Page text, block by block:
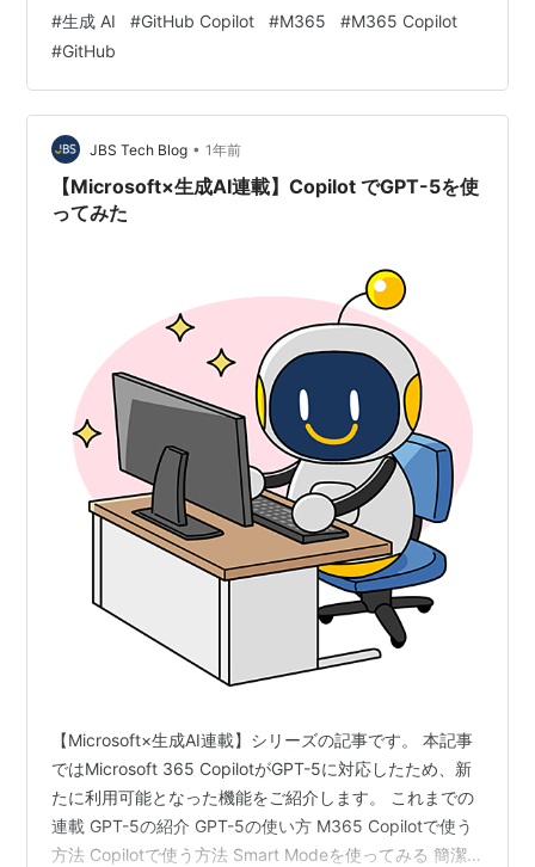
りがたいことに、弊社にも毎日のようにお客様から生成
AIに関するお問い合わせをいただいています。 ただし、
ここで一つ大切なことがあります。 生成AIは、導入した
瞬間に価値が生まれるものではありません。 むしろ導入
したあと、どのように組織へ浸透させていくかで…
#生成 AI #GitHub Copilot #M365 #M365 Copilot
#GitHub
JBS Tech Blog • 1年前
【Microsoft×生成AI連載】Copilot でGPT-5を使
ってみた
【Microsoft×生成AI連載】シリーズの記事です。 本記事
ではMicrosoft 365 CopilotがGPT-5に対応したため、新
たに利用可能となった機能をご紹介します。 これまでの
連載 GPT-5の紹介 GPT-5の使い方 M365 Copilotで使う
方法 Copilotで使う方法 Smart Modeを使ってみる 簡潔